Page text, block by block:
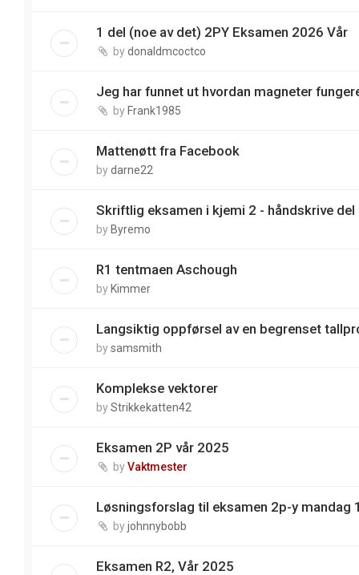
1 del (noe av det) 2PY Eksamen 2026 Vår
bydonaldmcoctco
Jeg har funnet ut hvordan magneter
by Frank1985
Mattenøtt fra Facebook
bydarne22
Skriftlig eksamen i kjemi 2 - håndskrive del
by Byremo
R1 tentmaen Aschough
by Kimmer
Langsiktig oppførsel av en begrenset
bysamsmith
Komplekse vektorer
byStrikkekatten42
Eksamen 2P vår 2025
byVaktmester
Løsningsforslag til eksamen 2p-y mandag
byjohnnybobb
Eksamen R2, Vår 2025